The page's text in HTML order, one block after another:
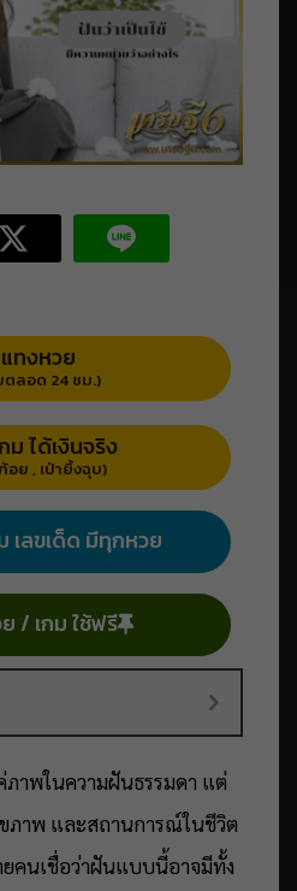
ทงหวย
ลอด 24 ชม.)
ม ได้เงินจริง
อย , เป่ายิ้งฉุบ)
เลขเด็ด มีทุกหวย
/ เกม ใช้ฟรี
ภาพในความฝันธรรมดา แต่
ภาพ และสถานการณ์ในชีวิต
คนเชื่อว่าฝันแบบนี้อาจมีทั้ง